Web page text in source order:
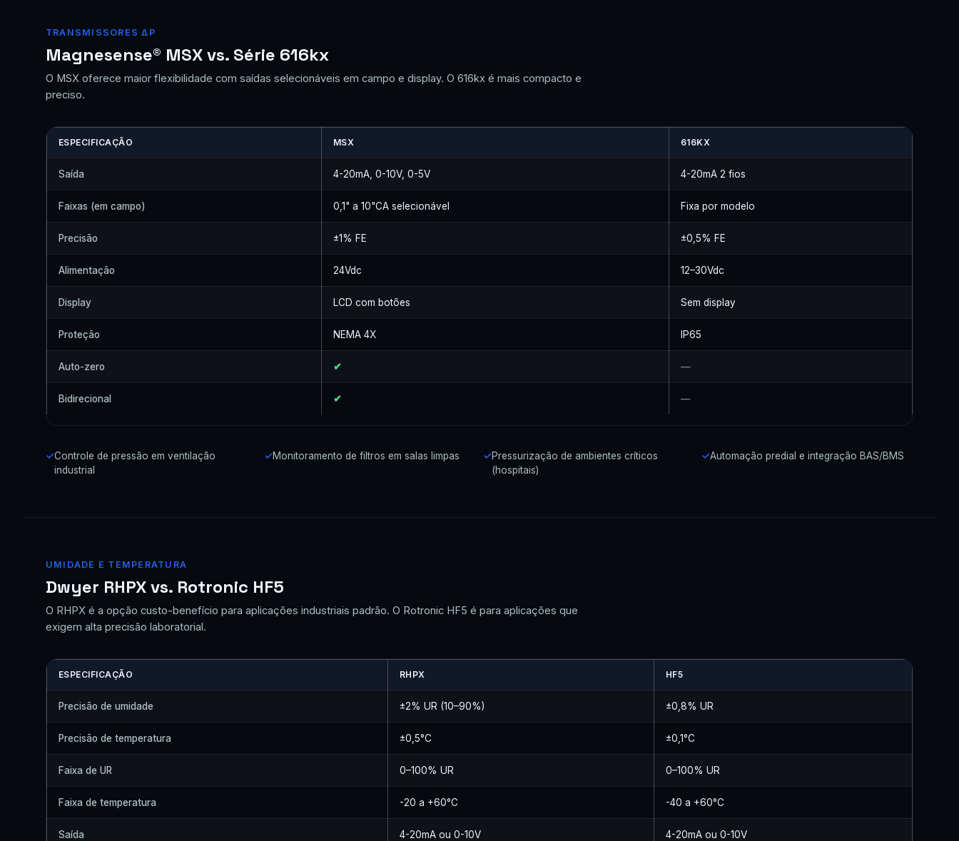
TRANSMISSORES ΔP
Magnesense® MSX vs. Série 616kx
O MSX oferece maior flexibilidade com saídas selecionáveis em campo e display. O 616kx é mais compacto e
preciso.
ESPECIFICAÇÃO MSX 616KX
Saída 4-20mA, 0-10V, 0-5V 4-20mA 2 fios
Faixas (em campo) 0,1" a 10"CA selecionável Fixa por modelo
Precisão ±1% FE ±0,5% FE
Alimentação 24Vdc 12–30Vdc
Display LCD com botões Sem display
Proteção NEMA 4X IP65
Auto-zero ✔ —
Bidirecional ✔ —
Controle de pressão em ventilação
industrial
Monitoramento de filtros em salas limpas
Pressurização de ambientes críticos
(hospitais)
Automação predial e integração BAS/BMS
UMIDADE E TEMPERATURA
Dwyer RHPX vs. Rotronic HF5
O RHPX é a opção custo-benefício para aplicações industriais padrão. O Rotronic HF5 é para aplicações que
exigem alta precisão laboratorial.
ESPECIFICAÇÃO RHPX HF5
Precisão de umidade ±2% UR (10–90%) ±0,8% UR
Precisão de temperatura ±0,5°C ±0,1°C
Faixa de UR 0–100% UR 0–100% UR
Faixa de temperatura -20 a +60°C -40 a +60°C
Saída 4-20mA ou 0-10V 4-20mA ou 0-10V